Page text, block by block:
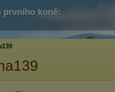
prvního koně: